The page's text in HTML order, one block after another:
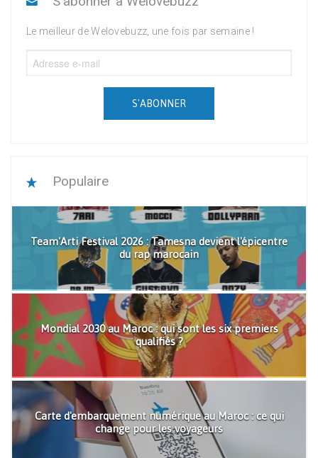
Le meilleur de Welovebuzz, une fois par semaine !
S'ABONNER
Populaire
Team'Arti Festival 2026 : Tamesna devient l'épicentre
du rap marocain
Mondial 2030 au Maroc : qui sont les six premiers
qualifiés ?
Carte d'embarquement numérique au Maroc : ce qui
change pour les voyageurs